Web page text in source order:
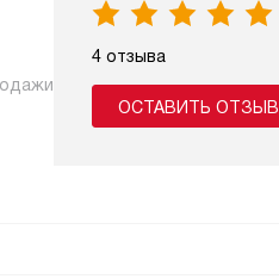
4 отзыва
ОСТАВИТЬ ОТЗЫВ